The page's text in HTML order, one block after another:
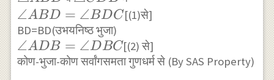
DBC
ABD
CDB
\angle
ABD=\angle
BDC
∠ABD = ∠BDC[(1)से]
BD=BD(उभयनिष्ठ भुजा)
\angle
ADB=\angle
∠ADB = ∠DBC[(2) से]
कोण-भुजा-कोण सर्वांगसमता गुणधर्म से (By SAS Property)